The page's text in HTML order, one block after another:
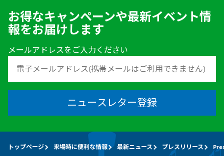
お得なキャンペーンや最新イベント情
報をお届けします
メールアドレスをご入力ください
ニュースレター登録
トップページ 来場時に便利な情報 最新ニュース プレスリリース